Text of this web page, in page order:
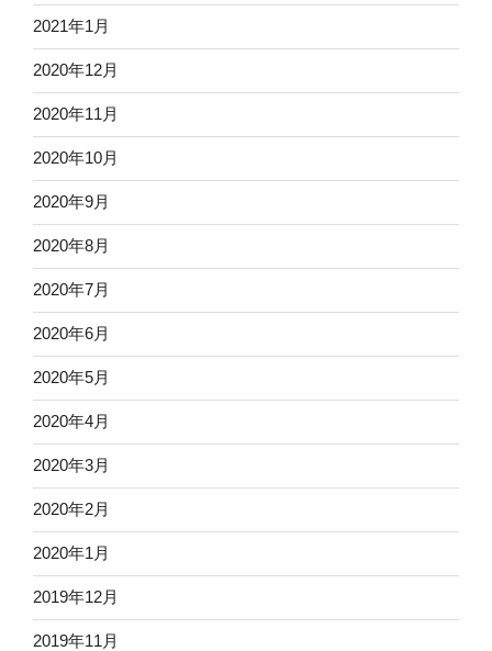
2021年1月
2020年12月
2020年11月
2020年10月
2020年9月
2020年8月
2020年7月
2020年6月
2020年5月
2020年4月
2020年3月
2020年2月
2020年1月
2019年12月
2019年11月